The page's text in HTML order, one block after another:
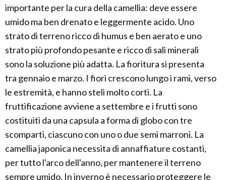
importante per la cura della camellia: deve essere
umido ma ben drenato e leggermente acido. Uno
strato di terreno ricco di humus e ben aerato e uno
strato più profondo pesante e ricco di sali minerali
sono la soluzione più adatta. La fioritura si presenta
tra gennaio e marzo. I fiori crescono lungo i rami, verso
le estremità, e hanno steli molto corti. La
fruttificazione avviene a settembre e i frutti sono
costituiti da una capsula a forma di globo con tre
scomparti, ciascuno con uno o due semi marroni. La
camellia japonica necessita di annaffiature costanti,
per tutto l'arco dell'anno, per mantenere il terreno
sempre umido. In inverno è necessario proteggere le